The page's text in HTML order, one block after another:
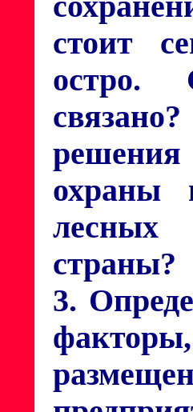
стоит
охраны
страны?
3.